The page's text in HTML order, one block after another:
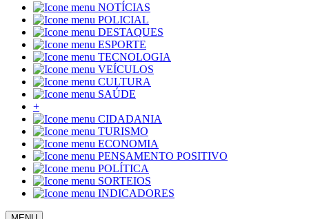
NOTÍCIAS
POLICIAL
DESTAQUES
ESPORTE
TECNOLOGIA
VEÍCULOS
CULTURA
SAÚDE
+
CIDADANIA
TURISMO
ECONOMIA
PENSAMENTO POSITIVO
POLÍTICA
SORTEIOS
INDICADORES